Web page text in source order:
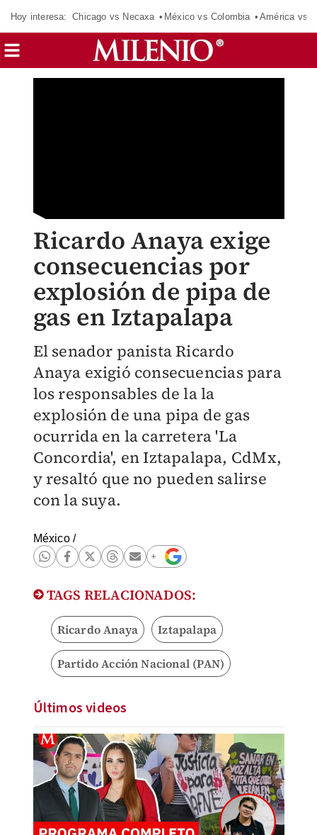
Hoy interesa: Chicago vs Necaxa México vs Colombia América vs
Ricardo Anaya exige
consecuencias por
explosión de pipa de
gas en Iztapalapa
El senador panista Ricardo
Anaya exigió consecuencias para
los responsables de la la
explosión de una pipa de gas
ocurrida en la carretera 'La
Concordia', en Iztapalapa, CdMx,
y resaltó que no pueden salirse
con la suya.
México/
TAGS RELACIONADOS:
Ricardo Anaya Iztapalapa
Partido Acción Nacional (PAN)
Últimos videos